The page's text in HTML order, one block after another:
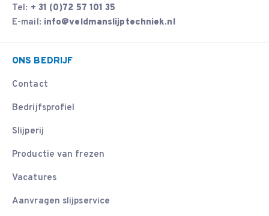
Tel: + 31 (0)72 57 101 35
E-mail: info@veldmanslijptechniek.nl
ONS BEDRIJF
Contact
Bedrijfsprofiel
Slijperij
Productie van frezen
Vacatures
Aanvragen slijpservice